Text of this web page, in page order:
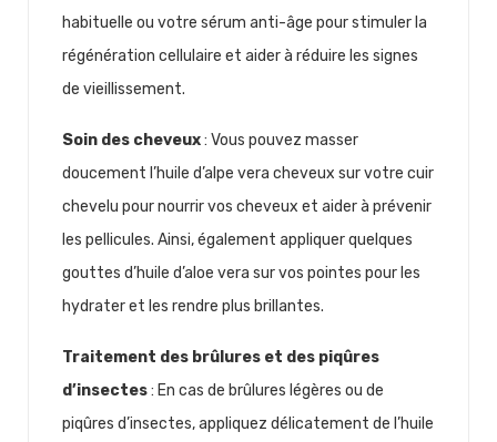
habituelle ou votre sérum anti-âge pour stimuler la
régénération cellulaire et aider à réduire les signes
de vieillissement.
Soin des cheveux: Vous pouvez masser
doucement l’huile d’alpe vera cheveux sur votre cuir
chevelu pour nourrir vos cheveux et aider à prévenir
les pellicules. Ainsi, également appliquer quelques
gouttes d’huile d’aloe vera sur vos pointes pour les
hydrater et les rendre plus brillantes.
Traitement des brûlures et des piqûres
d’insectes: En cas de brûlures légères ou de
piqûres d’insectes, appliquez délicatement de l’huile